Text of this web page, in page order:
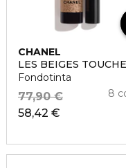
CHANEL
LES BEIGES
Fondotinta
58,42 €
77,90 € 8